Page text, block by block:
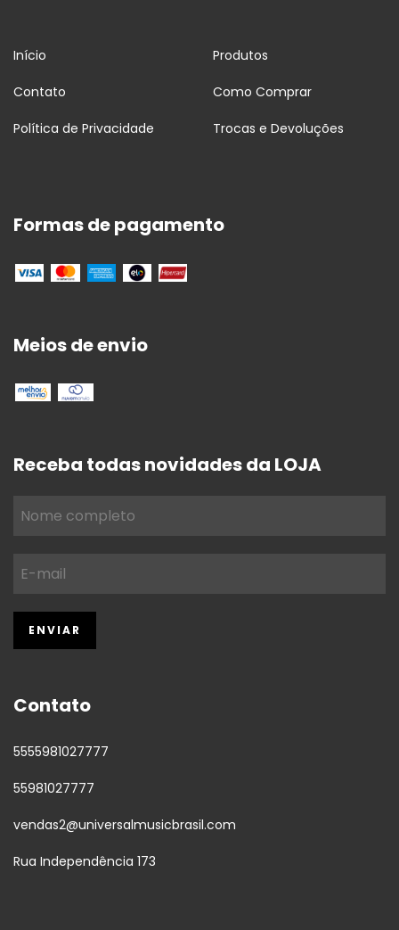
Início Produtos
Contato Como Comprar
Política de Privacidade Trocas e Devoluções
Formas de pagamento
Meios de envio
Receba todas novidades da LOJA
Contato
5555981027777
55981027777
vendas2@universalmusicbrasil.com
Rua Independência 173